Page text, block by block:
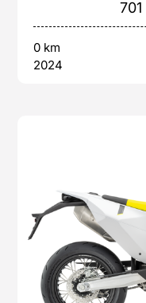
701
0 km
2024